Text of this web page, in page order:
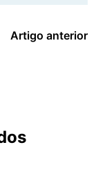
Artigo anterior